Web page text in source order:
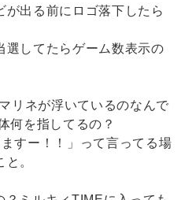
が出る前にロゴ落下したら
選してたらゲーム数表示の
リネが浮いているのなんで
何を指してるの？
すー！！」って言ってる場
。